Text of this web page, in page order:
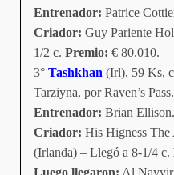
Entrenador: Patrice
Criador: Guy Pariente
1/2 c. Premio: € 80.010.
3° Tashkhan (Irl), 59 Ks,
Tarziyna, por Raven’s Pass.
Entrenador: Brian Ellison.
Criador: His Higness The
(Irlanda) – Llegó a 8-1/4 c.
Luego llegaron: Al Nayyir